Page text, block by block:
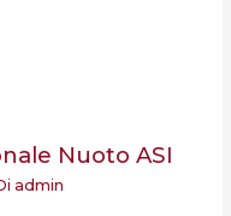
Nuoto ASI
admin